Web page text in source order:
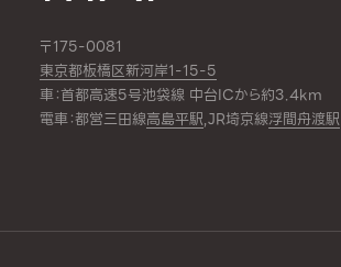
〒175-0081
東京都板橋区新河岸1-15-5
車：首都高速5号池袋線 中台ICから約3.4km
電車：都営三田線高島平駅,JR埼京線浮間舟渡駅